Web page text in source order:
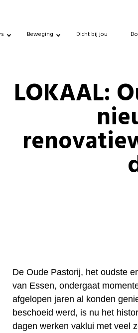
Beweging Dicht bij jou
LOKAAL:
De Oude Pastorij, het oudste
van Essen, ondergaat
afgelopen jaren al konden
beschoeid werd, is nu het
dagen werken vaklui met veel